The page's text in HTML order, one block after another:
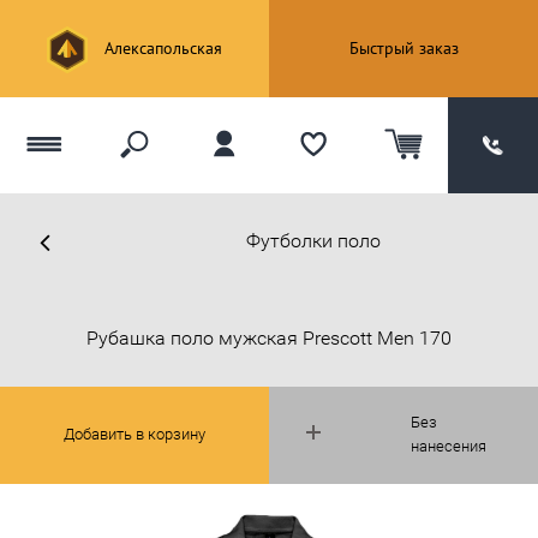
Алексапольская Быстрый заказ
Футболки поло
Без
нанесения
Рубашка поло мужская Prescott Men 170
Добавить в корзину